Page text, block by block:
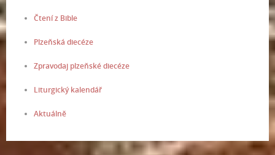
Čtení z Bible
Plzeňská diecéze
Zpravodaj plzeňské diecéze
Liturgický kalendář
Aktuálně